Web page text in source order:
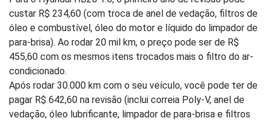
custar R$ 234,60 (com troca de anel de vedação, filtros de
óleo e combustível, óleo do motor e líquido do limpador de
para-brisa). Ao rodar 20 mil km, o preço pode ser de R$
455,60 com os mesmos itens trocados mais o filtro do ar-
condicionado.
Após rodar 30.000 km com o seu veículo, você pode ter de
pagar R$ 642,60 na revisão (inclui correia Poly-V, anel de
vedação, óleo lubrificante, limpador de para-brisa e filtros